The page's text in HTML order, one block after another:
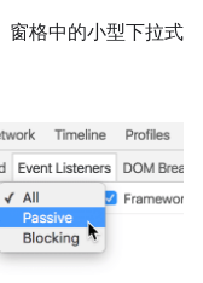
窗格中的小型下拉式